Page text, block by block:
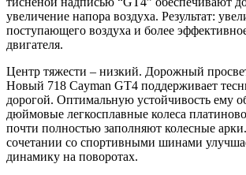
увеличение напора воздуха. Результат:
поступающего воздуха и более
двигателя.
Центр тяжести – низкий. Дорожный
Новый 718 Cayman GT4 поддерживает
дорогой. Оптимальную устойчивость ему
дюймовые легкосплавные колеса
почти полностью заполняют колесные
сочетании со спортивными шинами
динамику на поворотах.